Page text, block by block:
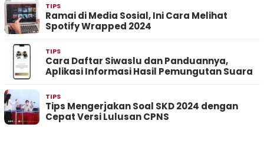
TIPS
Ramai di Media Sosial, Ini Cara Melihat
Spotify Wrapped 2024
TIPS
Cara Daftar Siwaslu dan Panduannya,
Aplikasi Informasi Hasil Pemungutan Suara
TIPS
Tips Mengerjakan Soal SKD 2024 dengan
Cepat Versi Lulusan CPNS